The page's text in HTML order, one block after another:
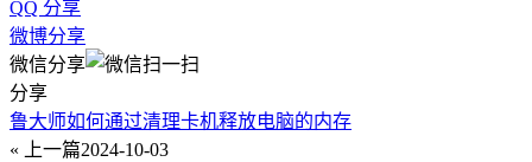
QQ 分享
微博分享
微信分享
分享
鲁大师如何通过清理卡机释放电脑的内存
« 上一篇2024-10-03